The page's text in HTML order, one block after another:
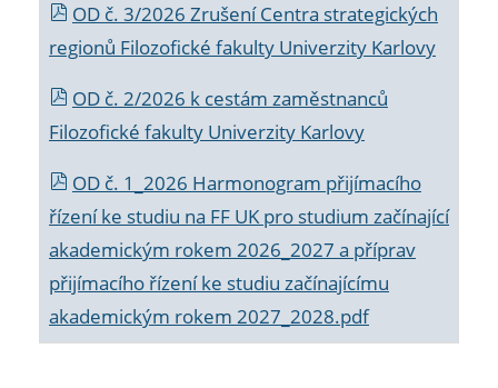
OD č. 3/2026 Zrušení Centra strategických
regionů Filozofické fakulty Univerzity Karlovy
OD č. 2/2026 k cestám zaměstnanců
Filozofické fakulty Univerzity Karlovy
OD č. 1_2026 Harmonogram přijímacího
řízení ke studiu na FF UK pro studium začínající
akademickým rokem 2026_2027 a příprav
přijímacího řízení ke studiu začínajícímu
akademickým rokem 2027_2028.pdf